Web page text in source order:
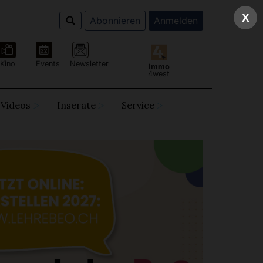
Abonnieren Anmelden
Kino Events Newsletter
Immo
4west
Videos Inserate Service
X